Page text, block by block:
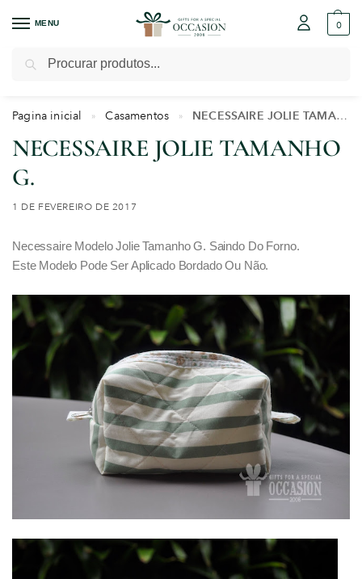
MENU 0
Pagina inicial » Casamentos » NECESSAIRE JOLIE TAMANHO G.
NECESSAIRE JOLIE TAMANHO
G.
1 DE FEVEREIRO DE 2017
Necessaire Modelo Jolie Tamanho G. Saindo Do Forno.
Este Modelo Pode Ser Aplicado Bordado Ou Não.